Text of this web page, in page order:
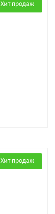
Хит продаж
Хит продаж